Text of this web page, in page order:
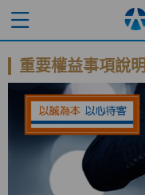
重要權益事項說明